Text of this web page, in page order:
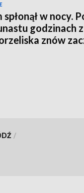
spłonął w nocy.
godzinach z
znów
/